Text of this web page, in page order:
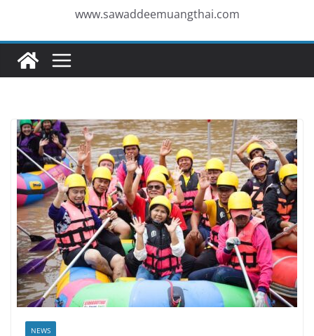
www.sawaddeemuangthai.com
NEWS